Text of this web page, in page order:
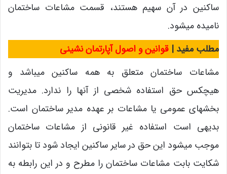
ساکنین در آن سهیم هستند، قسمت مشاعات ساختمان
نامیده میشود.
مطلب مفید | قوانین و اصول آپارتمان نشینی
مشاعات ساختمان متعلق به همه ساکنین میباشد و
هیچکس حق استفاده شخصی از آنها را ندارد. مدیریت
بخشهای عمومی یا مشاعات بر عهده مدیر ساختمان است.
بدیهی است استفاده غیر قانونی از مشاعات ساختمان
موجب میشود این حق در سایر ساکنین ایجاد شود تا بتوانند
شکایت بابت مشاعات ساختمان را مطرح و در این رابطه به